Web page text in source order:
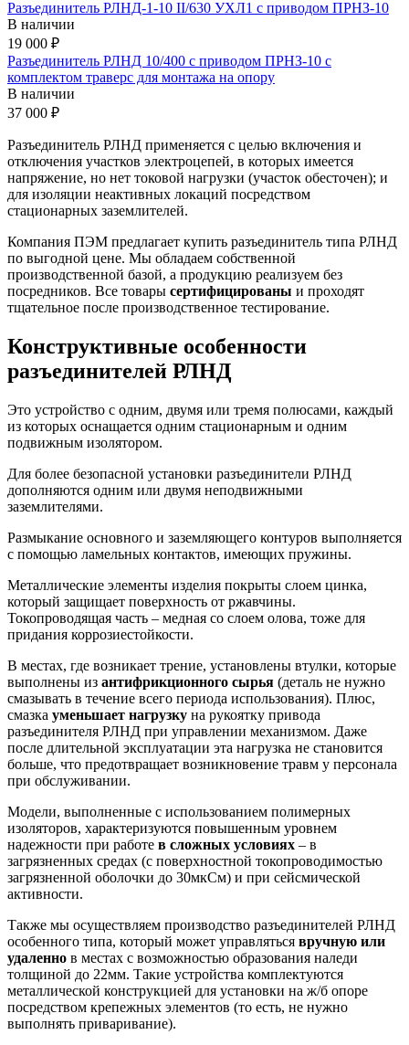
Разъединитель РЛНД-1-10 II/630 УХЛ1 с приводом ПРНЗ-10
В наличии
19 000 ₽
Разъединитель РЛНД 10/400 с приводом ПРНЗ-10 с
комплектом траверс для монтажа на опору
В наличии
37 000 ₽
Разъединитель РЛНД применяется с целью включения и
отключения участков электроцепей, в которых имеется
напряжение, но нет токовой нагрузки (участок обесточен); и
для изоляции неактивных локаций посредством
стационарных заземлителей.
Компания ПЭМ предлагает купить разъединитель типа РЛНД
по выгодной цене. Мы обладаем собственной
производственной базой, а продукцию реализуем без
посредников. Все товары сертифицированы и проходят
тщательное после производственное тестирование.
Конструктивные особенности
разъединителей РЛНД
Это устройство с одним, двумя или тремя полюсами, каждый
из которых оснащается одним стационарным и одним
подвижным изолятором.
Для более безопасной установки разъединители РЛНД
дополняются одним или двумя неподвижными
заземлителями.
Размыкание основного и заземляющего контуров выполняется
с помощью ламельных контактов, имеющих пружины.
Металлические элементы изделия покрыты слоем цинка,
который защищает поверхность от ржавчины.
Токопроводящая часть – медная со слоем олова, тоже для
придания коррозиестойкости.
В местах, где возникает трение, установлены втулки, которые
выполнены из антифрикционного сырья (деталь не нужно
смазывать в течение всего периода использования). Плюс,
смазка уменьшает нагрузку на рукоятку привода
разъединителя РЛНД при управлении механизмом. Даже
после длительной эксплуатации эта нагрузка не становится
больше, что предотвращает возникновение травм у персонала
при обслуживании.
Модели, выполненные с использованием полимерных
изоляторов, характеризуются повышенным уровнем
надежности при работе в сложных условиях – в
загрязненных средах (с поверхностной токопроводимостью
загрязненной оболочки до 30мкСм) и при сейсмической
активности.
Также мы осуществляем производство разъединителей РЛНД
особенного типа, который может управляться вручную или
удаленно в местах с возможностью образования наледи
толщиной до 22мм. Такие устройства комплектуются
металлической конструкцией для установки на ж/б опоре
посредством крепежных элементов (то есть, не нужно
выполнять приваривание).